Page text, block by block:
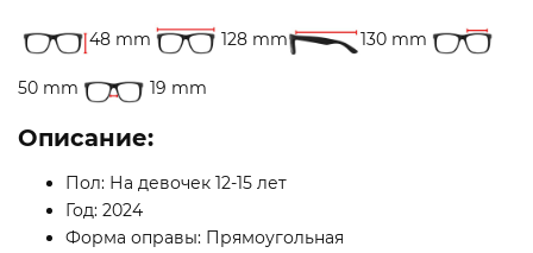
48 mm 128 mm 130 mm
50 mm 19 mm
Описание:
Пол: На девочек 12-15 лет
Год: 2024
Форма оправы: Прямоугольная